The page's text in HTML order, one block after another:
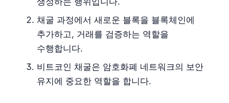
채굴 과정에서 새로운 블록을 블록체인에
추가하고, 거래를 검증하는 역할을
수행합니다.
비트코인 채굴은 암호화폐 네트워크의 보안
유지에 중요한 역할을 합니다.